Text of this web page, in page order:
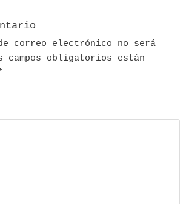
correo electrónico no será
campos obligatorios están